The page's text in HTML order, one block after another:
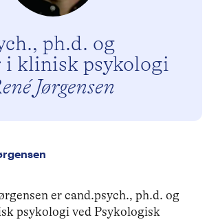
ph.d. og
i klinisk psykologi
Jørgensen
er cand.psych., ph.d. og
psykologi ved Psykologisk